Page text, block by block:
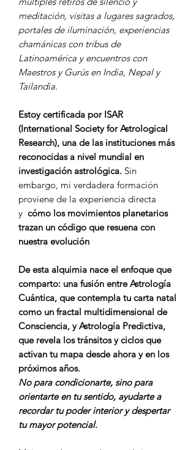
meditación, visitas a lugares sagrados,
portales de iluminación, experiencias
chamánicas con tribus de
Latinoamérica y encuentros con
Maestros y Gurús en India, Nepal y
Tailandia.
Estoy certificada por ISAR
(International Society for Astrological
Research), una de las instituciones más
reconocidas a nivel mundial en
investigación astrológica. Sin
embargo, mi verdadera formación
proviene de la experiencia directa
y cómo los movimientos planetarios
trazan un código que resuena con
nuestra evolución
De esta alquimia nace el enfoque que
comparto: una fusión entre Astrología
Cuántica, que contempla tu carta natal
como un fractal multidimensional de
Consciencia, y Astrología Predictiva,
que revela los tránsitos y ciclos que
activan tu mapa desde ahora y en los
próximos años.
No para condicionarte, sino para
orientarte en tu sentido, ayudarte a
recordar tu poder interior y despertar
tu mayor potencial.